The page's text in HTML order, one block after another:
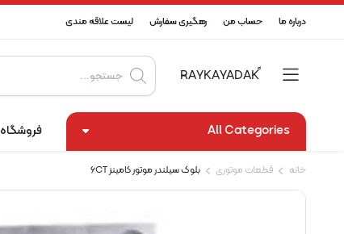
درباره ما حساب من رهگیری سفارش لیست علاقه مندی
Products
search
All Categories فروشگاه
خانه قطعات موتوری بلوک سیلندر موتور کامینز 6CT